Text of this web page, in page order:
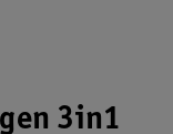
3in1